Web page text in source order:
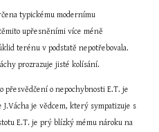
typickému modernímu
upřesněními více méně
terénu v podstatě nepotřebovala.
prozrazuje jisté kolísání.
přesvědčení o nepochybnosti E.T. je
je vědcem, který sympatizuje s
E.T. je prý blízký mému nároku na